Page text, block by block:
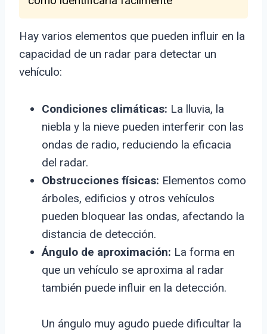
Hay varios elementos que pueden influir en la
capacidad de un radar para detectar un
vehículo:
Condiciones climáticas: La lluvia, la
niebla y la nieve pueden interferir con las
ondas de radio, reduciendo la eficacia
del radar.
Obstrucciones físicas: Elementos como
árboles, edificios y otros vehículos
pueden bloquear las ondas, afectando la
distancia de detección.
Ángulo de aproximación: La forma en
que un vehículo se aproxima al radar
también puede influir en la detección.
Un ángulo muy agudo puede dificultar la